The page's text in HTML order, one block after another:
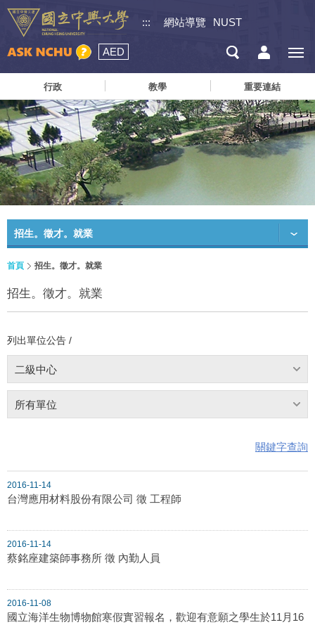
::: 網站導覽 NUST
AED
行政 教學 重要連結
招生。徵才。就業
首頁 招生。徵才。就業
招生。徵才。就業
列出單位公告 /
二級中心
所有單位
關鍵字查詢
2016-11-14
台灣應用材料股份有限公司 徵 工程師
2016-11-14
蔡銘座建築師事務所 徵 內勤人員
2016-11-08
國立海洋生物博物館寒假實習報名，歡迎有意願之學生於11月16